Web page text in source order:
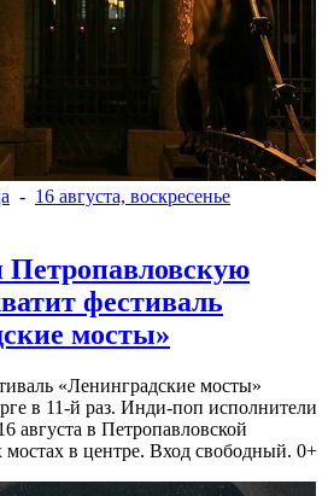
- 16 августа, воскресенье
Петропавловскую
фестиваль
мосты»
«Ленинградские мосты»
в 11-й раз. Инди-поп исполнители
августа в Петропавловской
мостах в центре. Вход свободный. 0+